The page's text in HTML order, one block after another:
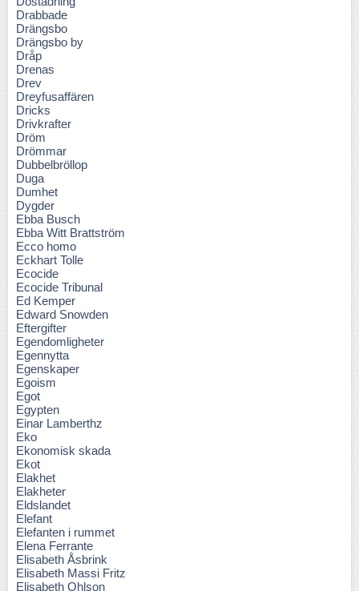
Drabbade
Drängsbo
Drängsbo by
Dråp
Drenas
Drev
Dreyfusaffären
Dricks
Drivkrafter
Dröm
Drömmar
Dubbelbröllop
Duga
Dumhet
Dygder
Ebba Busch
Ebba Witt Brattström
Ecco homo
Eckhart Tolle
Ecocide
Ecocide Tribunal
Ed Kemper
Edward Snowden
Eftergifter
Egendomligheter
Egennytta
Egenskaper
Egoism
Egot
Egypten
Einar Lamberthz
Eko
Ekonomisk skada
Ekot
Elakhet
Elakheter
Eldslandet
Elefant
Elefanten i rummet
Elena Ferrante
Elisabeth Åsbrink
Elisabeth Massi Fritz
Elisabeth Ohlson